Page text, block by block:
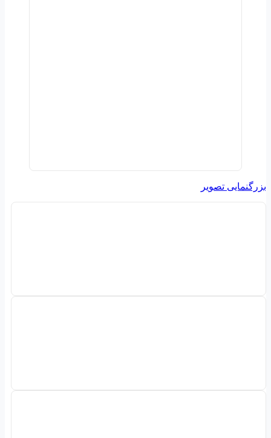
بزرگنمایی تصویر